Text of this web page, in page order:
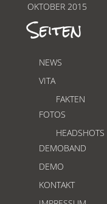
OKTOBER 2015
Seiten
NEWS
VITA
FAKTEN
FOTOS
HEADSHOTS
DEMOBAND
DEMO
KONTAKT